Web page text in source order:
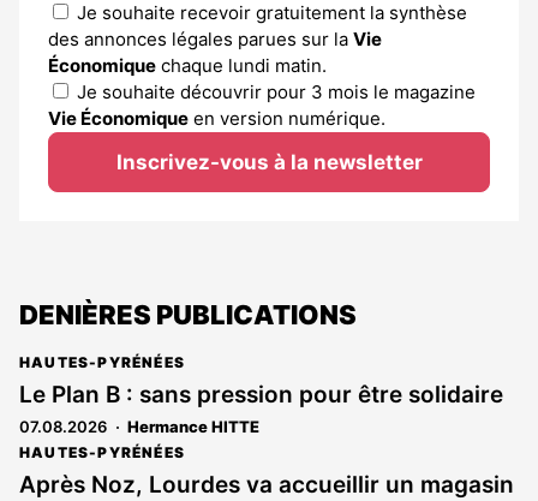
Je souhaite recevoir gratuitement la synthèse
des annonces légales parues sur la Vie
Économique chaque lundi matin.
Je souhaite découvrir pour 3 mois le magazine
Vie Économique en version numérique.
Inscrivez-vous à la newsletter
DENIÈRES PUBLICATIONS
HAUTES-PYRÉNÉES
Le Plan B : sans pression pour être solidaire
07.08.2026 Hermance HITTE
HAUTES-PYRÉNÉES
Après Noz, Lourdes va accueillir un magasin